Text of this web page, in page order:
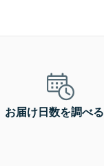
お届け日数を調べる